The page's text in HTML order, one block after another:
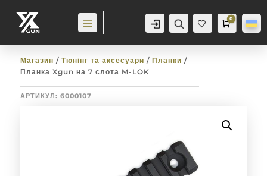
Аккаунт Пошук
Баж
анн
Cart
0
0,0грн
Магазин / Тюнінг та аксесуари / Планки /
Планка Xgun на 7 слота M-LOK
АРТИКУЛ: 6000107